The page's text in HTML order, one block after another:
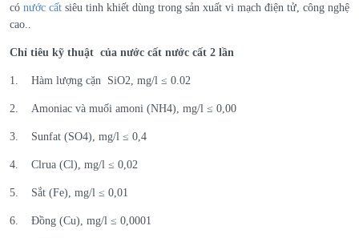
có nước cất siêu tinh khiết dùng trong sản xuất vi mạch điện tử, công nghệ
cao..
Chỉ tiêu kỹ thuật của nước cất nước cất 2 lần
1. Hàm lượng cặn SiO2, mg/l ≤ 0.02
2. Amoniac và muối amoni (NH4), mg/l ≤ 0,00
3. Sunfat (SO4), mg/l ≤ 0,4
4. Clrua (Cl), mg/l ≤ 0,02
5. Sắt (Fe), mg/l ≤ 0,01
6. Đồng (Cu), mg/l ≤ 0,0001